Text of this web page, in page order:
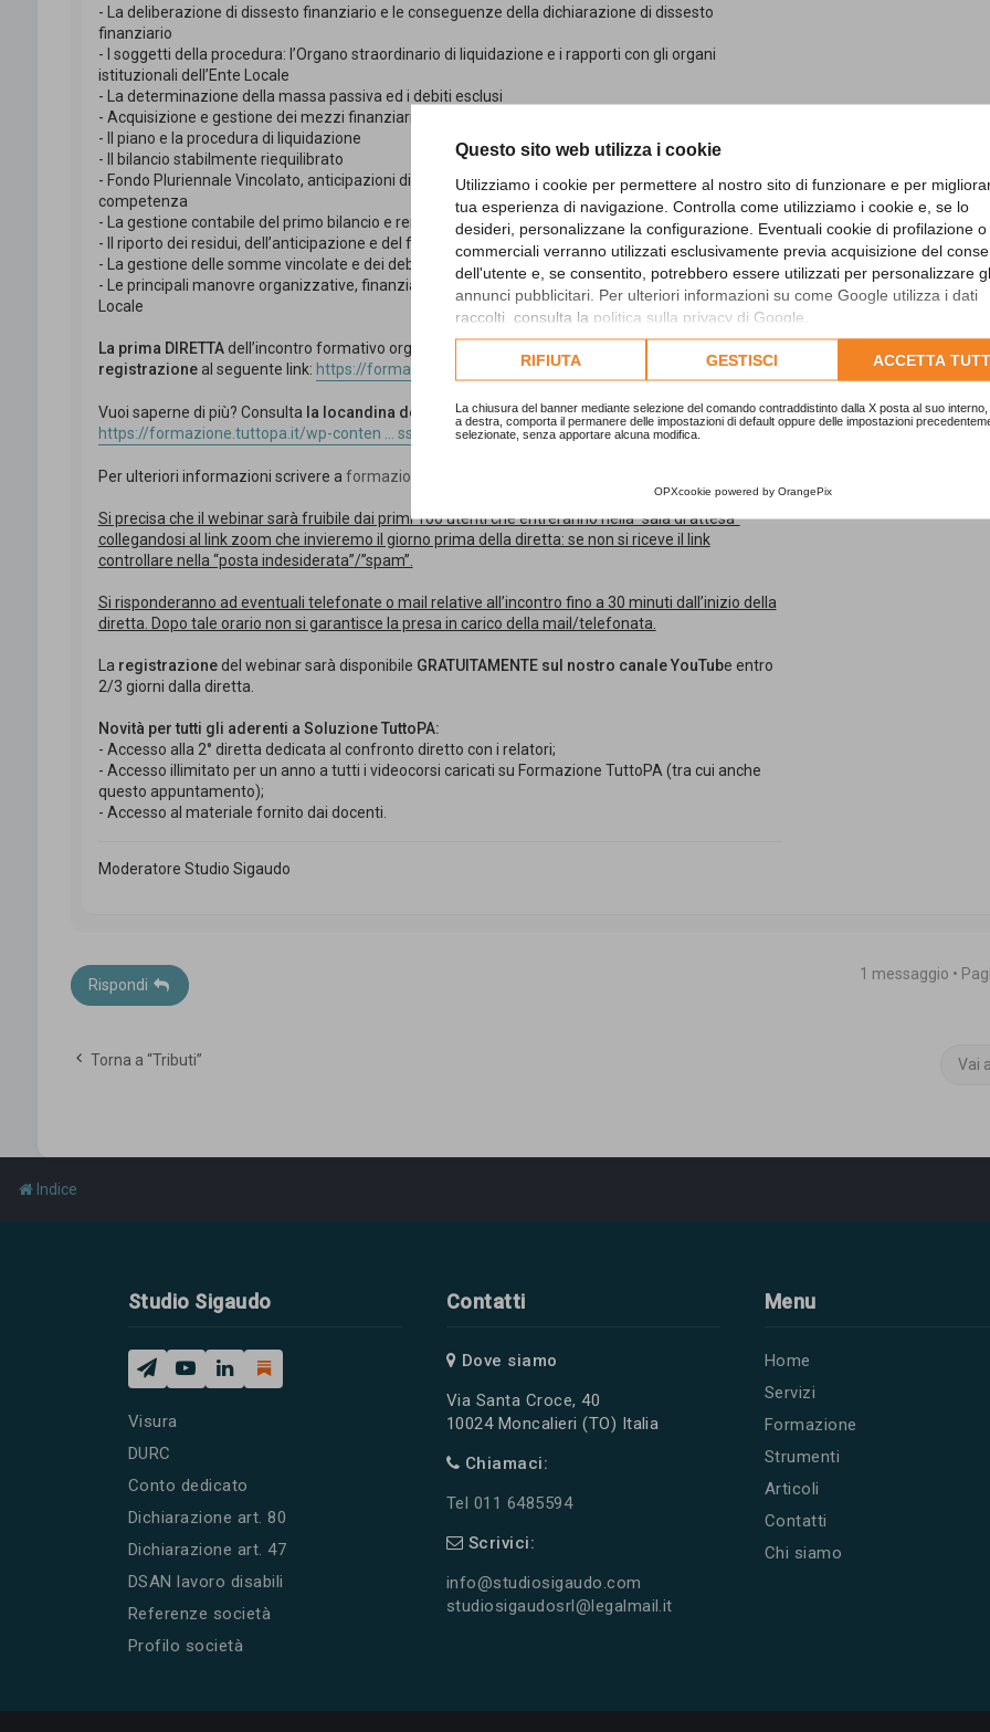
Questo sito web utilizza i cookie
Utilizziamo i cookie per permettere al nostro sito di funzionare e per
tua esperienza di navigazione. Controlla come utilizziamo i cookie e, se lo
desideri, personalizzane la configurazione. Eventuali cookie di profilazione o
commerciali verranno utilizzati esclusivamente previa acquisizione del
dell'utente e, se consentito, potrebbero essere utilizzati per personalizzare
annunci pubblicitari. Per ulteriori informazioni su come Google utilizza i dati
raccolti, consulta la politica sulla privacy di Google
Consulta l'informativa cookie completa.
RIFIUTA GESTISCI ACCETTA
La chiusura del banner mediante selezione del comando contraddistinto dalla X posta al suo interno,
a destra, comporta il permanere delle impostazioni di default oppure delle impostazioni
selezionate, senza apportare alcuna modifica.
OPXcookie powered by OrangePix
- La deliberazione di dissesto finanziario e le conseguenze della dichiarazione di dissesto
finanziario
- I soggetti della procedura: l’Organo straordinario di liquidazione e i rapporti con gli organi
istituzionali dell’Ente Locale
- La determinazione della massa passiva ed i debiti esclusi
- Acquisizione e gestione dei mezzi finanziari per il risanamento
- Il piano e la procedura di liquidazione
- Il bilancio stabilmente riequilibrato
- Fondo Pluriennale Vincolato, anticipazioni di liquidità e somme vincolate distratte, i problemi di
competenza
- La gestione contabile del primo bilancio e rendiconto successivo alla dichiarazione di dissesto
- Il riporto dei residui, dell’anticipazione e del fondo pluriennale vincolato
- La gestione delle somme vincolate e dei debiti fuori bilancio
- Le principali manovre organizzative, finanziarie e regolamentari per il risanamento dell’Ente
Locale
La prima DIRETTAdell’incontro formativo organizzato da Studio Sigaudo srl è
registrazioneal seguente link: https://formazione.tuttopa.it/corso/cri ... -bilancio/
Vuoi saperne di più? Consulta la locandina dell’eventoal seguente link:
https://formazione.tuttopa.it/wp-conten ... ssesto.pdf
Per ulteriori informazioni scrivere a formazione@studiosigaudo.com
Si precisa che il webinar sarà fruibile dai primi 100 utenti che entreranno nella “sala di attesa”
collegandosi al link zoom che invieremo il giorno prima della diretta: se non si riceve il link
controllare nella “posta indesiderata”/”spam”.
Si risponderanno ad eventuali telefonate o mail relative all’incontro fino a 30 minuti dall’inizio della
diretta. Dopo tale orario non si garantisce la presa in carico della mail/telefonata.
La registrazionedel webinar sarà disponibile GRATUITAMENTE sul nostro canale YouTube entro
2/3 giorni dalla diretta.
Novità per tutti gli aderenti a Soluzione TuttoPA:
- Accesso alla 2° diretta dedicata al confronto diretto con i relatori;
- Accesso illimitato per un anno a tutti i videocorsi caricati su Formazione TuttoPA (tra cui anche
questo appuntamento);
- Accesso al materiale fornito dai docenti.
Moderatore Studio Sigaudo
Rispondi
1 messaggio •
Torna a “Tributi” Vai a
Indice
Studio Sigaudo
Visura
DURC
Conto dedicato
Dichiarazione art. 80
Dichiarazione art. 47
DSAN lavoro disabili
Referenze società
Profilo società
Contatti
Dove siamo
Via Santa Croce, 40
10024 Moncalieri (TO) Italia
Chiamaci:
Tel 011 6485594
Scrivici:
info@studiosigaudo.com
studiosigaudosrl@legalmail.it
Menu
Home
Servizi
Formazione
Strumenti
Articoli
Contatti
Chi siamo